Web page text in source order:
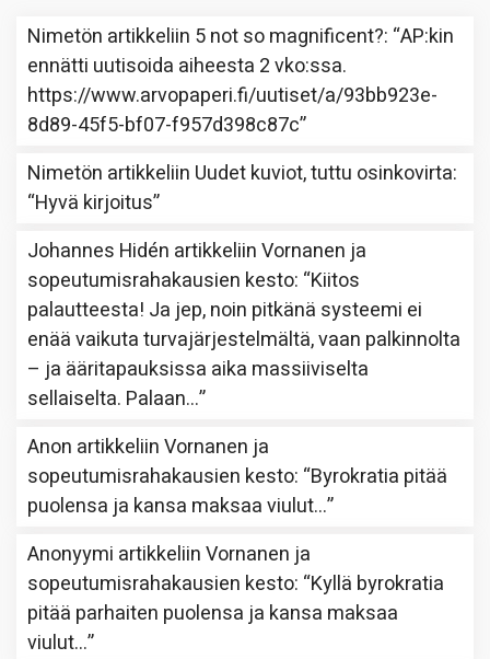
Nimetön artikkeliin 5 not so magnificent?: “AP:kin
ennätti uutisoida aiheesta 2 vko:ssa.
https://www.arvopaperi.fi/uutiset/a/93bb923e-
8d89-45f5-bf07-f957d398c87c”
Nimetön artikkeliin Uudet kuviot, tuttu osinkovirta:
“Hyvä kirjoitus”
Johannes Hidén artikkeliinVornanen ja
sopeutumisrahakausien kesto: “Kiitos
palautteesta! Ja jep, noin pitkänä systeemi ei
enää vaikuta turvajärjestelmältä, vaan palkinnolta
– ja ääritapauksissa aika massiiviselta
sellaiselta. Palaan…”
Anon artikkeliinVornanen ja
sopeutumisrahakausien kesto: “Byrokratia pitää
puolensa ja kansa maksaa viulut…”
Anonyymi artikkeliinVornanen ja
sopeutumisrahakausien kesto: “Kyllä byrokratia
pitää parhaiten puolensa ja kansa maksaa
viulut…”